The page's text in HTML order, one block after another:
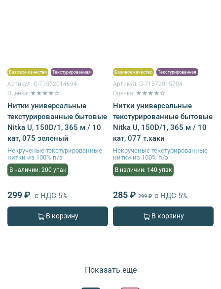
Базовое качество Текстурированная
Артикул: G-71572014694
Оценка: ★★★★☆
Нитки универсальные
текстурированные бытовые
Nitka U, 150D/1, 365 м / 10
кат, 075 зеленый
Некрученые текстурированные
нитки из 100% п/э
В наличии: 200 упак
299 ₽ с НДС 5%
В корзину
Базовое качество Текстурированная
Артикул: G-71572015704
Оценка: ★★★★☆
Нитки универсальные
текстурированные бытовые
Nitka U, 150D/1, 365 м / 10
кат, 077 т.хаки
Некрученые текстурированные
нитки из 100% п/э
В наличии: 140 упак
285 ₽ 299 ₽ с НДС 5%
В корзину
Показать еще